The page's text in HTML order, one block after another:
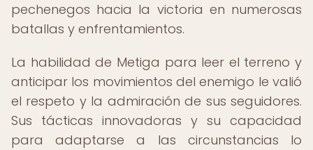
pechenegos hacia la victoria en numerosas
batallas y enfrentamientos.
La habilidad de Metiga para leer el terreno y
anticipar los movimientos del enemigo le valió
el respeto y la admiración de sus seguidores.
Sus tácticas innovadoras y su capacidad
para adaptarse a las circunstancias lo